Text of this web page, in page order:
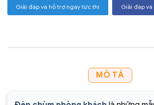
Giải đáp và hỗ trợ ngay tức thì Giải đáp
MÔ TẢ